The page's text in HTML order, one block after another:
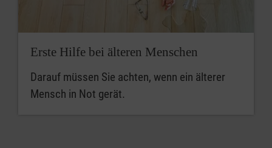
Erste Hilfe bei älteren Menschen
Darauf müssen Sie achten, wenn ein älterer
Mensch in Not gerät.